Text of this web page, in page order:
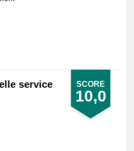
SCORE
10,0
service